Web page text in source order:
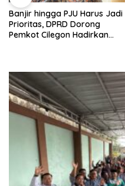
Banjir hingga PJU Harus Jadi
Prioritas, DPRD Dorong
Pemkot Cilegon Hadirkan